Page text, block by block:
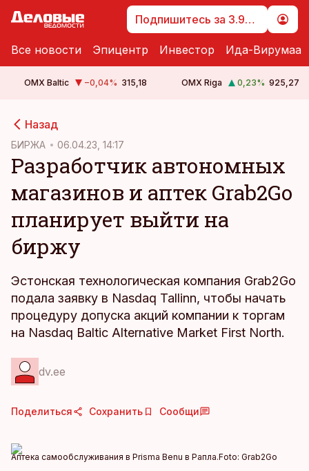
Подпишитесь за 3.99 €
Все новости Эпицентр Инвестор Ида-Вирумаа
OMX Baltic −0,04% 315,18 OMX Riga 0,23% 925,27
Назад
БИРЖА 06.04.23, 14:17
Разработчик автономных
магазинов и аптек Grab2Go
планирует выйти на
биржу
Эстонская технологическая компания Grab2Go
подала заявку в Nasdaq Tallinn, чтобы начать
процедуру допуска акций компании к торгам
на Nasdaq Baltic Alternative Market First North.
dv.ee
Поделиться Сохранить Сообщи
Аптека самообслуживания в Prisma Benu в Рапла.Foto: Grab2Go